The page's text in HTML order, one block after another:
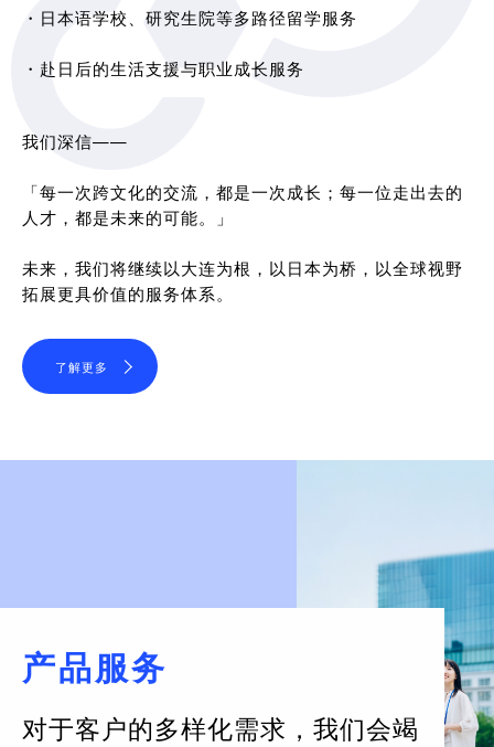
・日本语学校、研究生院等多路径留学服务
・赴日后的生活支援与职业成长服务
我们深信——
「每一次跨文化的交流，都是一次成长；每一位走出去的
人才，都是未来的可能。」
未来，我们将继续以大连为根，以日本为桥，以全球视野
拓展更具价值的服务体系。
了解更多
产品服务
对于客户的多样化需求， 我们会竭